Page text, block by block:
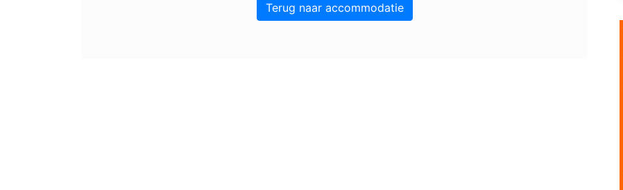
Terug naar accommodatie